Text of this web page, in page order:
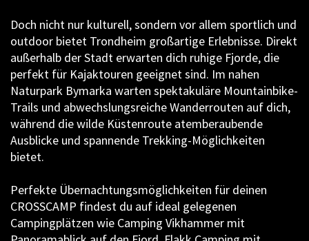
Doch nicht nur kulturell, sondern vor allem sportlich und
outdoor bietet Trondheim großartige Erlebnisse. Direkt
außerhalb der Stadt erwarten dich ruhige Fjorde, die
perfekt für Kajaktouren geeignet sind. Im nahen
Naturpark Bymarka warten spektakuläre Mountainbike-
Trails und abwechslungsreiche Wanderrouten auf dich,
während die wilde Küstenroute atemberaubende
Ausblicke und spannende Trekking-Möglichkeiten
bietet.
Perfekte Übernachtungsmöglichkeiten für deinen
CROSSCAMP findest du auf ideal gelegenen
Campingplätzen wie Camping Vikhammer mit